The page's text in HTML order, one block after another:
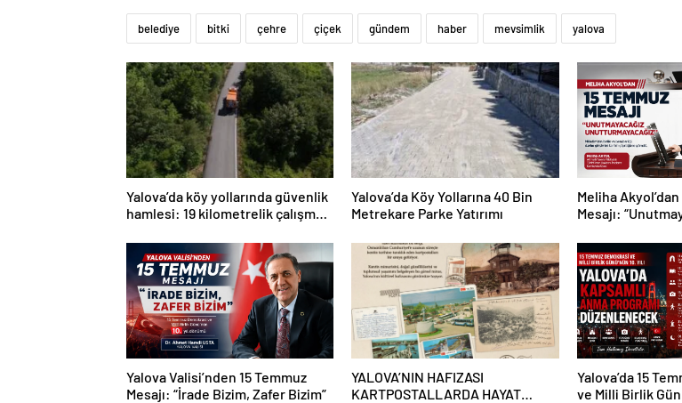
belediye bitki çehre çiçek gündem haber mevsimlik yalova
Yalova’da köy yollarında güvenlik
hamlesi: 19 kilometrelik çalışma
Yalova’da Köy Yollarına 40 Bin
Metrekare Parke Yatırımı
Meliha
Mesajı:
Yalova Valisi’nden 15 Temmuz
Mesajı: “İrade Bizim, Zafer Bizim”
YALOVA’NIN HAFIZASI
KARTPOSTALLARDA HAYAT
Yalova’da 15
ve Milli Birlik